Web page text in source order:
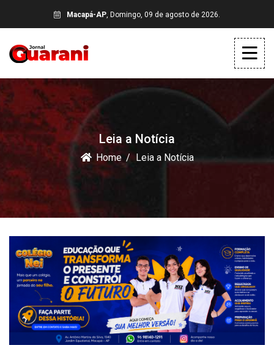
Macapá-AP, Domingo, 09 de agosto de 2026.
Leia a Notícia
Home Leia a Notícia